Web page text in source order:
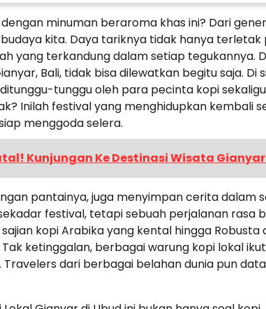
minuman beraroma khas ini? Dari
kita. Daya tariknya tidak hanya
yang terkandung dalam setiap tegukannya.
Bali, tidak bisa dilewatkan begitu saja. Di
tunggu oleh para pecinta kopi
Inilah festival yang menghidupkan kembali
menggoda selera.
Kunjungan Ke Destinasi Wisata
pantainya, juga menyimpan cerita dalam
festival, tetapi sebuah perjalanan rasa
kopi Arabika yang kental hingga
ketinggalan, berbagai warung kopi lokal
Travelers dari berbagai belahan dunia pun